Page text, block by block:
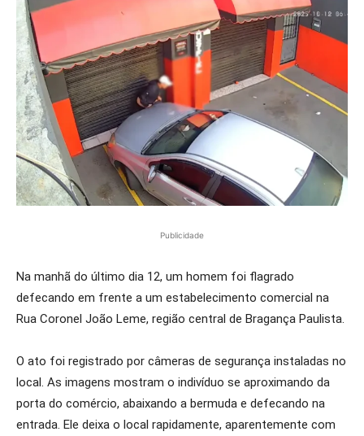
Publicidade
Na manhã do último dia 12, um homem foi flagrado
defecando em frente a um estabelecimento comercial na
Rua Coronel João Leme, região central de Bragança Paulista.
O ato foi registrado por câmeras de segurança instaladas no
local. As imagens mostram o indivíduo se aproximando da
porta do comércio, abaixando a bermuda e defecando na
entrada. Ele deixa o local rapidamente, aparentemente com